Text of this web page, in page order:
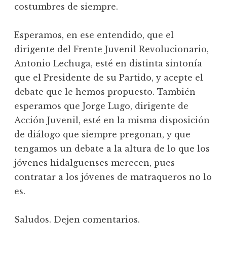
costumbres de siempre.
Esperamos, en ese entendido, que el
dirigente del Frente Juvenil Revolucionario,
Antonio Lechuga, esté en distinta sintonía
que el Presidente de su Partido, y acepte el
debate que le hemos propuesto. También
esperamos que Jorge Lugo, dirigente de
Acción Juvenil, esté en la misma disposición
de diálogo que siempre pregonan, y que
tengamos un debate a la altura de lo que los
jóvenes hidalguenses merecen, pues
contratar a los jóvenes de matraqueros no lo
es.
Saludos. Dejen comentarios.